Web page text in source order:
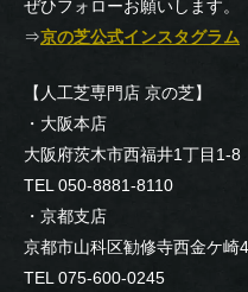
ぜひフォローお願いします。
⇒京の芝公式インスタグラム
【人工芝専門店 京の芝】
・大阪本店
大阪府茨木市西福井1丁目1-8
TEL 050-8881-8110
・京都支店
京都市山科区勧修寺西金ケ崎
TEL 075-600-0245